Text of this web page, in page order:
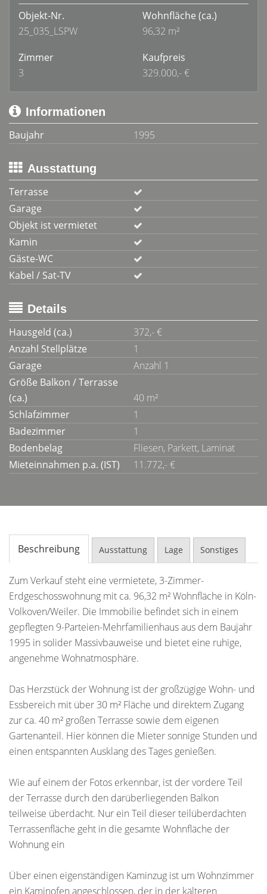
Objekt-Nr.
25_035_LSPW
Wohnfläche (ca.)
96,32 m²
Zimmer
3
Kaufpreis
329.000,- €
Informationen
Baujahr
1995
Ausstattung
Terrasse
Garage
Objekt ist vermietet
Kamin
Gäste-WC
Kabel / Sat-TV
Details
Hausgeld (ca.)
372,- €
Anzahl Stellplätze
1
Garage
Anzahl 1
Größe Balkon / Terrasse
(ca.)
40 m²
Schlafzimmer
1
Badezimmer
1
Bodenbelag
Fliesen, Parkett, Laminat
Mieteinnahmen p.a. (IST)
11.772,- €
Beschreibung Ausstattung Lage Sonstiges
Zum Verkauf steht eine vermietete, 3-Zimmer-
Erdgeschosswohnung mit ca. 96,32 m² Wohnfläche in Köln-
Volkoven/Weiler. Die Immobilie befindet sich in einem
gepflegten 9-Parteien-Mehrfamilienhaus aus dem Baujahr
1995 in solider Massivbauweise und bietet eine ruhige,
angenehme Wohnatmosphäre.
Das Herzstück der Wohnung ist der großzügige Wohn- und
Essbereich mit über 30 m² Fläche und direktem Zugang
zur ca. 40 m² großen Terrasse sowie dem eigenen
Gartenanteil. Hier können die Mieter sonnige Stunden und
einen entspannten Ausklang des Tages genießen.
Wie auf einem der Fotos erkennbar, ist der vordere Teil
der Terrasse durch den darüberliegenden Balkon
teilweise überdacht. Nur ein Teil dieser teilüberdachten
Terrassenfläche geht in die gesamte Wohnfläche der
Wohnung ein
Über einen eigenständigen Kaminzug ist um Wohnzimmer
ein Kaminofen angeschlossen, der in der kälteren